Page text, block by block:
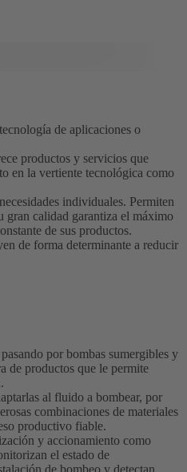
de aplicaciones o
productos y servicios que
en la vertiente tecnológica como
individuales. Permiten
gran calidad garantiza el máximo
de sus productos.
de forma determinante a reducir
por bombas sumergibles y
de productos que le permite
al fluido a bombear, por
combinaciones de materiales
productivo fiable.
y accionamiento como
el estado de
de bombeo y detectan